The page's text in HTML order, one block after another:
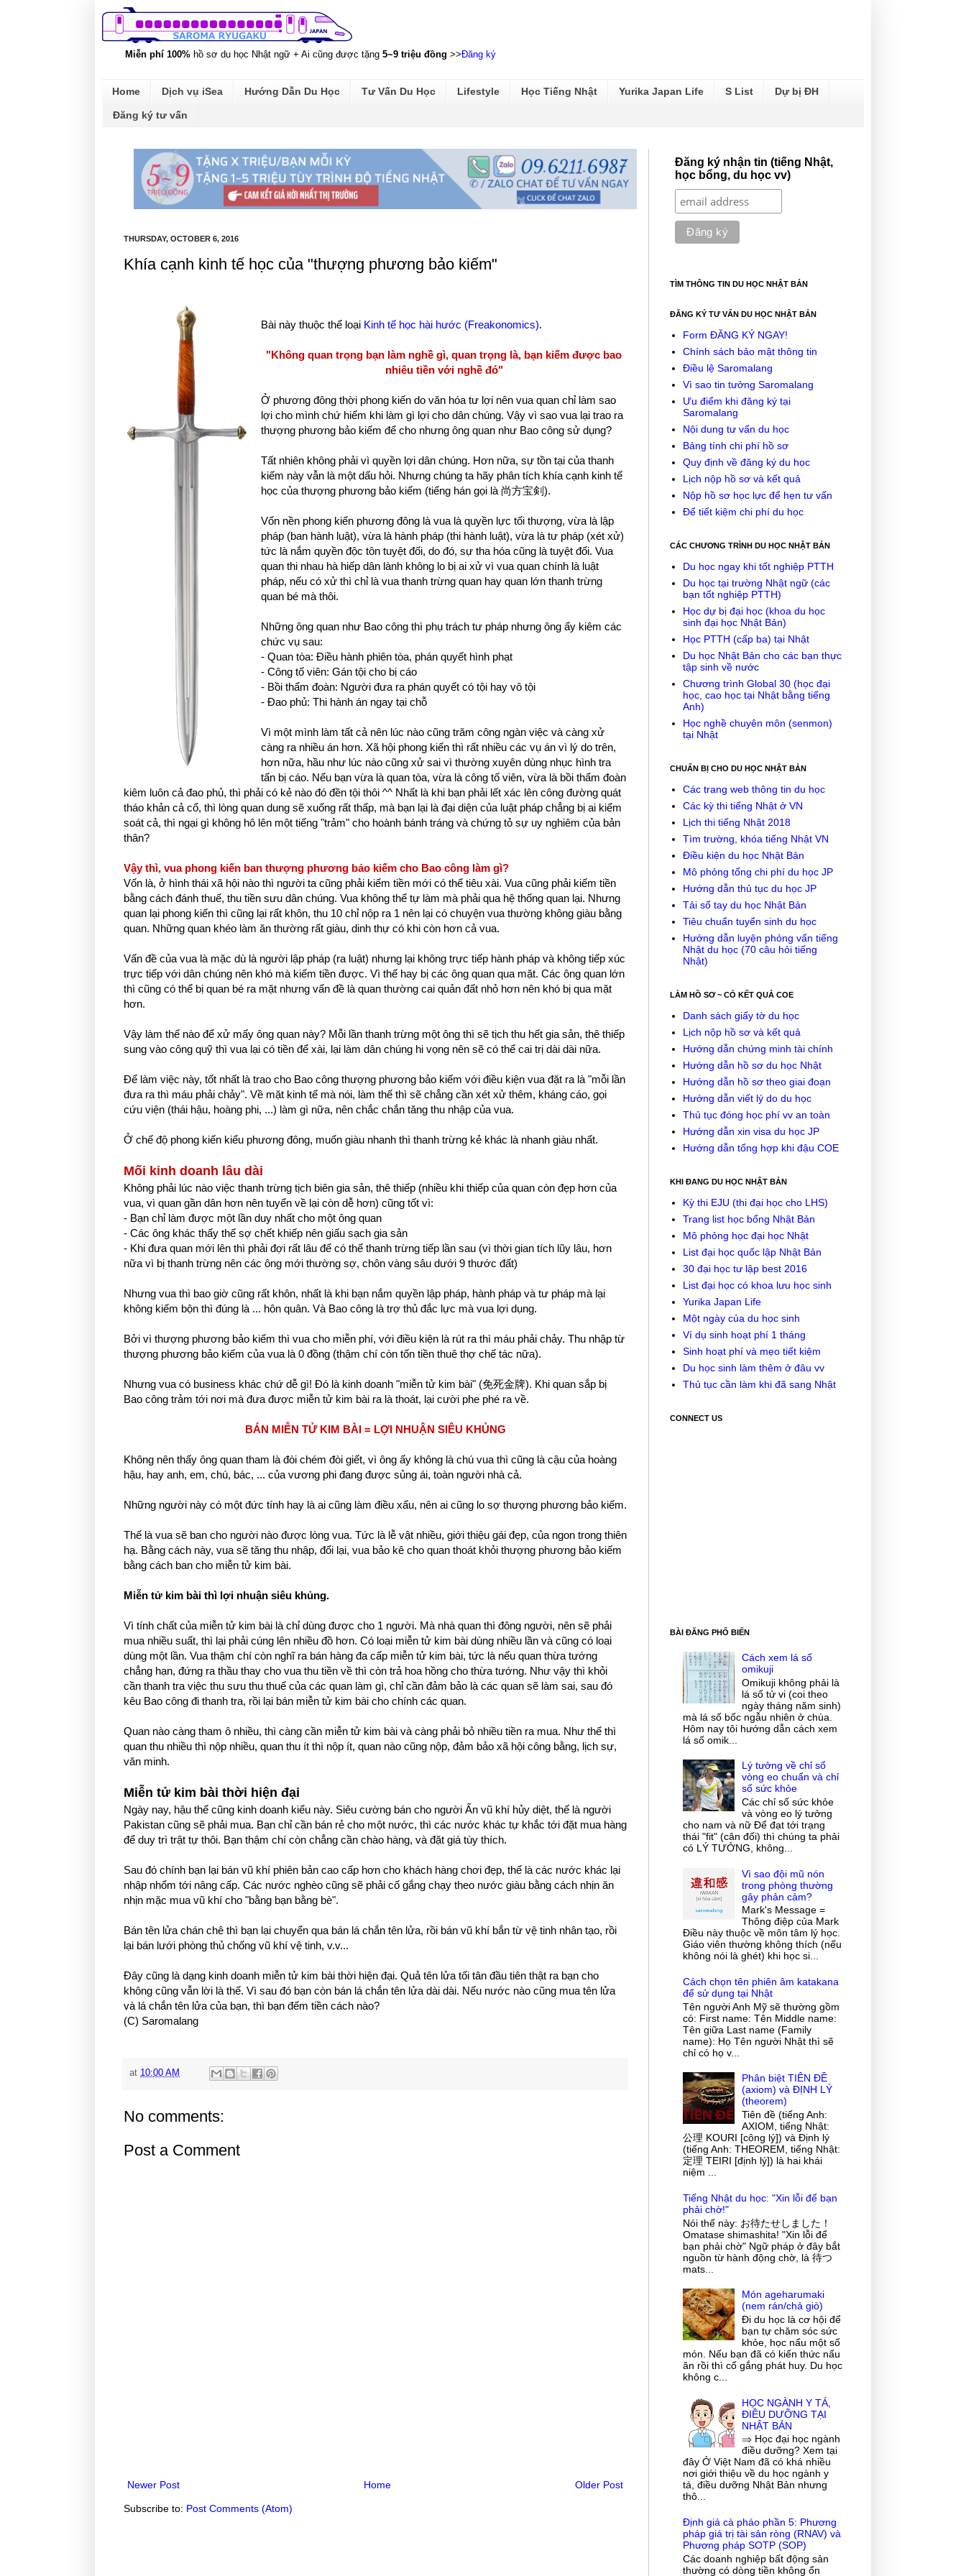
Miễn phí 100% hồ sơ du học Nhật ngữ + Ai cũng được tặng 5~9 triệu đồng >>Đăng ký
Home Dịch vụ iSea Hướng Dẫn Du Học Tư Vấn Du Học Lifestyle Học Tiếng Nhật Yurika Japan Life S List Dự bị ĐH
Đăng ký tư vấn
THURSDAY, OCTOBER 6, 2016
Khía cạnh kinh tế học của "thượng phương bảo kiếm"
Bài này thuộc thể loại Kinh tế học hài hước (Freakonomics).
"Không quan trọng bạn làm nghề gì, quan trọng là, bạn kiếm được bao
nhiêu tiền với nghề đó"
Ở phương đông thời phong kiến do văn hóa tư lợi nên vua quan chỉ làm sao
lợi cho mình chứ hiếm khi làm gì lợi cho dân chúng. Vậy vì sao vua lại trao ra
thượng phương bảo kiếm để cho nhưng ông quan như Bao công sử dụng?
Tất nhiên không phải vì quyền lợi dân chúng. Hơn nữa, sự tồn tại của thanh
kiếm này vẫn là một dấu hỏi. Nhưng chúng ta hãy phân tích khía cạnh kinh tế
học của thượng phương bảo kiếm (tiếng hán gọi là 尚方宝剣).
Vốn nền phong kiến phương đông là vua là quyền lực tối thượng, vừa là lập
pháp (ban hành luật), vừa là hành pháp (thi hành luật), vừa là tư pháp (xét xử)
tức là nắm quyền độc tôn tuyệt đối, do đó, sự tha hóa cũng là tuyệt đối. Vua
quan thi nhau hà hiếp dân lành không lo bị ai xử vì vua quan chính là luật
pháp, nếu có xử thì chỉ là vua thanh trừng quan hay quan lớn thanh trừng
quan bé mà thôi.
Những ông quan như Bao công thì phụ trách tư pháp nhưng ông ấy kiêm các
chức vụ sau:
- Quan tòa: Điều hành phiên tòa, phán quyết hình phạt
- Công tố viên: Gán tội cho bị cáo
- Bồi thẩm đoàn: Người đưa ra phán quyết có tội hay vô tội
- Đao phủ: Thi hành án ngay tại chỗ
Vì một mình làm tất cả nên lúc nào cũng trăm công ngàn việc và càng xử
càng ra nhiều án hơn. Xã hội phong kiến thì rất nhiều các vụ án vì lý do trên,
hơn nữa, hầu như lúc nào cũng xử sai vì thường xuyên dùng nhục hình tra
tấn bị cáo. Nếu bạn vừa là quan tòa, vừa là công tố viên, vừa là bồi thẩm đoàn
kiêm luôn cả đao phủ, thì phải có kẻ nào đó đền tội thôi ^^ Nhất là khi bạn phải lết xác lên công đường quát
tháo khản cả cổ, thì lòng quan dung sẽ xuống rất thấp, mà bạn lại là đại diện của luật pháp chẳng bị ai kiểm
soát cả, thì ngại gì không hô lên một tiếng "trảm" cho hoành bánh tráng và chứng tỏ sự uy nghiêm của bản
thân?
Vậy thì, vua phong kiến ban thượng phương bảo kiếm cho Bao công làm gì?
Vốn là, ở hình thái xã hội nào thì người ta cũng phải kiếm tiền mới có thể tiêu xài. Vua cũng phải kiếm tiền
bằng cách đánh thuế, thu tiền sưu dân chúng. Vua không thể tự làm mà phải qua hệ thống quan lại. Nhưng
quan lại phong kiến thì cũng lại rất khôn, thu 10 chỉ nộp ra 1 nên lại có chuyện vua thường không giàu bằng
quan. Những quan khéo làm ăn thường rất giàu, dinh thự có khi còn hơn cả vua.
Vấn đề của vua là mặc dù là người lập pháp (ra luật) nhưng lại không trực tiếp hành pháp và không tiếp xúc
trực tiếp với dân chúng nên khó mà kiếm tiền được. Vì thế hay bị các ông quan qua mặt. Các ông quan lớn
thì cũng có thể bị quan bé ra mặt nhưng vấn đề là quan thường cai quản đất nhỏ hơn nên khó bị qua mặt
hơn.
Vậy làm thế nào để xử mấy ông quan này? Mỗi lần thanh trừng một ông thì sẽ tịch thu hết gia sản, thê thiếp
sung vào công quỹ thì vua lại có tiền để xài, lại làm dân chúng hi vọng nên sẽ có thể cai trị dài dài nữa.
Để làm việc này, tốt nhất là trao cho Bao công thượng phương bảo kiếm với điều kiện vua đặt ra là "mỗi lần
đưa ra thì máu phải chảy". Về mặt kinh tế mà nói, làm thế thì sẽ chẳng cần xét xử thêm, kháng cáo, gọi
cứu viện (thái hậu, hoàng phi, ...) làm gì nữa, nên chắc chắn tăng thu nhập của vua.
Ở chế độ phong kiến kiểu phương đông, muốn giàu nhanh thì thanh trừng kẻ khác là nhanh giàu nhất.
Mối kinh doanh lâu dài
Không phải lúc nào việc thanh trừng tịch biên gia sản, thê thiếp (nhiều khi thiếp của quan còn đẹp hơn của
vua, vì quan gần dân hơn nên tuyển về lại còn dễ hơn) cũng tốt vì:
- Bạn chỉ làm được một lần duy nhất cho một ông quan
- Các ông khác thấy thế sợ chết khiếp nên giấu sạch gia sản
- Khi đưa quan mới lên thì phải đợi rất lâu để có thể thanh trừng tiếp lần sau (vì thời gian tích lũy lâu, hơn
nữa vì bị thanh trừng nên các ông mới thường sợ, chôn vàng sâu dưới 9 thước đất)
Nhưng vua thì bao giờ cũng rất khôn, nhất là khi bạn nắm quyền lập pháp, hành pháp và tư pháp mà lại
không kiếm bộn thì đúng là ... hôn quân. Và Bao công là trợ thủ đắc lực mà vua lợi dụng.
Bởi vì thượng phương bảo kiếm thì vua cho miễn phí, với điều kiện là rút ra thì máu phải chảy. Thu nhập từ
thượng phương bảo kiếm của vua là 0 đồng (thậm chí còn tốn tiền thuê thợ chế tác nữa).
Nhưng vua có business khác chứ dễ gì! Đó là kinh doanh "miễn tử kim bài" (免死金牌). Khi quan sắp bị
Bao công trảm tới nơi mà đưa được miễn tử kim bài ra là thoát, lại cười phe phé ra về.
BÁN MIỄN TỬ KIM BÀI = LỢI NHUẬN SIÊU KHỦNG
Không nên thấy ông quan tham là đòi chém đòi giết, vì ông ấy không là chú vua thì cũng là cậu của hoàng
hậu, hay anh, em, chú, bác, ... của vương phi đang được sủng ái, toàn người nhà cả.
Những người này có một đức tính hay là ai cũng làm điều xấu, nên ai cũng lo sợ thượng phương bảo kiếm.
Thế là vua sẽ ban cho người nào được lòng vua. Tức là lễ vật nhiều, giới thiệu gái đẹp, của ngon trong thiên
hạ. Bằng cách này, vua sẽ tăng thu nhập, đổi lại, vua bảo kê cho quan thoát khỏi thượng phương bảo kiếm
bằng cách ban cho miễn tử kim bài.
Miễn tử kim bài thì lợi nhuận siêu khủng.
Vì tính chất của miễn tử kim bài là chỉ dùng được cho 1 người. Mà nhà quan thì đông người, nên sẽ phải
mua nhiều suất, thì lại phải cúng lên nhiều đồ hơn. Có loại miễn tử kim bài dùng nhiều lần và cũng có loại
dùng một lần. Vua thậm chí còn nghĩ ra bán hàng đa cấp miễn tử kim bài, tức là nếu quan thừa tướng
chẳng hạn, đứng ra thầu thay cho vua thu tiền về thì còn trả hoa hồng cho thừa tướng. Như vậy thì khỏi
cần thanh tra việc thu sưu thu thuế của các quan làm gì, chỉ cần đảm bảo là các quan sẽ làm sai, sau đó
kêu Bao công đi thanh tra, rồi lại bán miễn tử kim bài cho chính các quan.
Quan nào càng tham ô nhiều, thì càng cần miễn tử kim bài và càng phải bỏ nhiều tiền ra mua. Như thế thì
quan thu nhiều thì nộp nhiều, quan thu ít thì nộp ít, quan nào cũng nộp, đảm bảo xã hội công bằng, lịch sự,
văn minh.
Miễn tử kim bài thời hiện đại
Ngày nay, hậu thế cũng kinh doanh kiểu này. Siêu cường bán cho người Ấn vũ khí hủy diệt, thế là người
Pakistan cũng sẽ phải mua. Bạn chỉ cần bán rẻ cho một nước, thì các nước khác tự khắc tới đặt mua hàng
để duy trì trật tự thôi. Bạn thậm chí còn chẳng cần chào hàng, và đặt giá tùy thích.
Sau đó chính bạn lại bán vũ khí phiên bản cao cấp hơn cho khách hàng chơi đẹp, thế là các nước khác lại
nhập nhổm tới nâng cấp. Các nước nghèo cũng sẽ phải cố gắng chạy theo nước giàu bằng cách nhịn ăn
nhịn mặc mua vũ khí cho "bằng bạn bằng bè".
Bán tên lửa chán chê thì bạn lại chuyển qua bán lá chắn tên lửa, rồi bán vũ khí bắn từ vệ tinh nhân tạo, rồi
lại bán lưới phòng thủ chống vũ khí vệ tinh, v.v...
Đây cũng là dạng kinh doanh miễn tử kim bài thời hiện đại. Quả tên lửa tối tân đầu tiên thật ra bạn cho
không cũng vẫn lời là thế. Vì sau đó bạn còn bán lá chắn tên lửa dài dài. Nếu nước nào cũng mua tên lửa
và lá chắn tên lửa của bạn, thì bạn đếm tiền cách nào?
(C) Saromalang
at 10:00 AM
No comments:
Post a Comment
Newer Post Older Post
Home
Subscribe to: Post Comments (Atom)
Đăng ký nhận tin (tiếng Nhật,
học bổng, du học vv)
TÌM THÔNG TIN DU HỌC NHẬT BẢN
ĐĂNG KÝ TƯ VẤN DU HỌC NHẬT BẢN
Form ĐĂNG KÝ NGAY!
Chính sách bảo mật thông tin
Điều lệ Saromalang
Vì sao tin tưởng Saromalang
Ưu điểm khi đăng ký tại
Saromalang
Nội dung tư vấn du học
Bảng tính chi phí hồ sơ
Quy định về đăng ký du học
Lịch nộp hồ sơ và kết quả
Nộp hồ sơ học lực để hẹn tư vấn
Để tiết kiệm chi phí du học
CÁC CHƯƠNG TRÌNH DU HỌC NHẬT BẢN
Du học ngay khi tốt nghiệp PTTH
Du học tại trường Nhật ngữ (các
bạn tốt nghiệp PTTH)
Học dự bị đại học (khoa du học
sinh đại học Nhật Bản)
Học PTTH (cấp ba) tại Nhật
Du học Nhật Bản cho các bạn thực
tập sinh về nước
Chương trình Global 30 (học đại
học, cao học tại Nhật bằng tiếng
Anh)
Học nghề chuyên môn (senmon)
tại Nhật
CHUẨN BỊ CHO DU HỌC NHẬT BẢN
Các trang web thông tin du học
Các kỳ thi tiếng Nhật ở VN
Lịch thi tiếng Nhật 2018
Tìm trường, khóa tiếng Nhật VN
Điều kiện du học Nhật Bản
Mô phỏng tổng chi phí du học JP
Hướng dẫn thủ tục du học JP
Tải sổ tay du học Nhật Bản
Tiêu chuẩn tuyển sinh du học
Hướng dẫn luyện phỏng vấn tiếng
Nhật du học (70 câu hỏi tiếng
Nhật)
LÀM HỒ SƠ ~ CÓ KẾT QUẢ COE
Danh sách giấy tờ du học
Lịch nộp hồ sơ và kết quả
Hướng dẫn chứng minh tài chính
Hướng dẫn hồ sơ du học Nhật
Hướng dẫn hồ sơ theo giai đoạn
Hướng dẫn viết lý do du học
Thủ tục đóng học phí vv an toàn
Hướng dẫn xin visa du học JP
Hướng dẫn tổng hợp khi đậu COE
KHI ĐANG DU HỌC NHẬT BẢN
Kỳ thi EJU (thi đại học cho LHS)
Trang list học bổng Nhật Bản
Mô phỏng học đại học Nhật
List đại học quốc lập Nhật Bản
30 đại học tư lập best 2016
List đại học có khoa lưu học sinh
Yurika Japan Life
Một ngày của du học sinh
Ví dụ sinh hoạt phí 1 tháng
Sinh hoạt phí và mẹo tiết kiệm
Du học sinh làm thêm ở đâu vv
Thủ tục cần làm khi đã sang Nhật
CONNECT US
BÀI ĐĂNG PHỔ BIẾN
Cách xem lá số
omikuji
Omikuji không phải là
lá số tử vi (coi theo
ngày tháng năm sinh)
mà lá số bốc ngẫu nhiên ở chùa.
Hôm nay tôi hướng dẫn cách xem
lá số omik...
Lý tưởng về chỉ số
vòng eo chuẩn và chỉ
số sức khỏe
Các chỉ số sức khỏe
và vòng eo lý tưởng
cho nam và nữ Để đạt tới trạng
thái "fit" (cân đối) thì chúng ta phải
có LÝ TƯỞNG, không...
Vì sao đội mũ nón
trong phòng thường
gây phản cảm?
Mark's Message =
Thông điệp của Mark
Điều này thuộc về môn tâm lý học.
Giáo viên thường không thích (nếu
không nói là ghét) khi học si...
Cách chọn tên phiên âm katakana
để sử dụng tại Nhật
Tên người Anh Mỹ sẽ thường gồm
có: First name: Tên Middle name:
Tên giữa Last name (Family
name): Họ Tên người Nhật thì sẽ
chỉ có họ v...
Phân biệt TIÊN ĐỀ
(axiom) và ĐỊNH LÝ
(theorem)
Tiên đề (tiếng Anh:
AXIOM, tiếng Nhật:
公理 KOURI [công lý]) và Định lý
(tiếng Anh: THEOREM, tiếng Nhật:
定理 TEIRI [định lý]) là hai khái
niệm ...
Tiếng Nhật du học: "Xin lỗi để bạn
phải chờ!"
Nói thế này: お待たせしました！
Omatase shimashita! "Xin lỗi để
bạn phải chờ" Ngữ pháp ở đây bắt
nguồn từ hành động chờ, là 待つ
mats...
Món ageharumaki
(nem rán/chả giò)
Đi du học là cơ hội để
bạn tự chăm sóc sức
khỏe, học nấu một số
món. Nếu bạn đã có kiến thức nấu
ăn rồi thì cố gắng phát huy. Du học
không c...
HỌC NGÀNH Y TÁ,
ĐIỀU DƯỠNG TẠI
NHẬT BẢN
⇒ Học đại học ngành
điều dưỡng? Xem tại
đây Ở Việt Nam đã có khá nhiều
nơi giới thiệu về du học ngành y
tá, điều dưỡng Nhật Bản nhưng
thô...
Định giá cà pháo phần 5: Phương
pháp giá trị tài sản ròng (RNAV) và
Phương pháp SOTP (SOP)
Các doanh nghiệp bất động sản
thường có dòng tiền không ổn